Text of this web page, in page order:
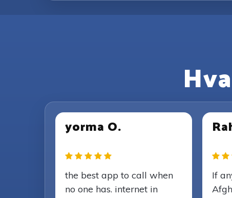
yorma O.
the best app to call when
no one has. internet in
If